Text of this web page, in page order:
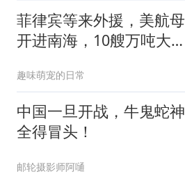
菲律宾等来外援，美航母
开进南海，10艘万吨大驱
趣味萌宠的日常
中国一旦开战，牛鬼蛇神
全得冒头！
邮轮摄影师阿嗵